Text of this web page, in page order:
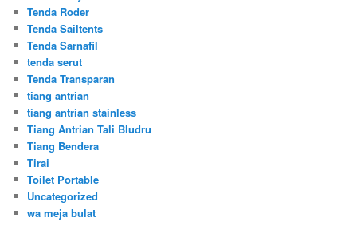
Tenda Roder
Tenda Sailtents
Tenda Sarnafil
tenda serut
Tenda Transparan
tiang antrian
tiang antrian stainless
Tiang Antrian Tali Bludru
Tiang Bendera
Tirai
Toilet Portable
Uncategorized
wa meja bulat